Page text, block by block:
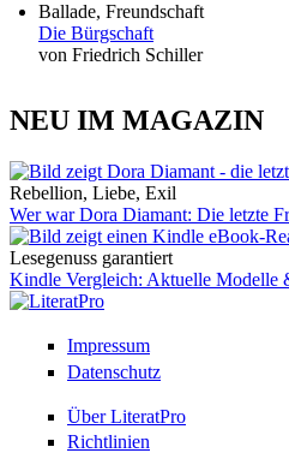
Ballade, Freundschaft
Die Bürgschaft
von Friedrich Schiller
NEU IM MAGAZIN
Rebellion, Liebe, Exil
Wer war Dora Diamant: Die letzte
Lesegenuss garantiert
Kindle Vergleich: Aktuelle Modelle
Impressum
Datenschutz
Über LiteratPro
Richtlinien